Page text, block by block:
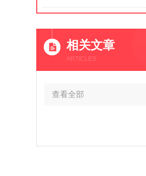
相关文章
ARTICLES
查看全部